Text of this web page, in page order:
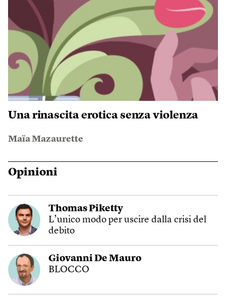
Una rinascita erotica senza violenza
Maïa Mazaurette
Opinioni
Thomas Piketty
L’unico modo per uscire dalla crisi del
debito
Giovanni De Mauro
BLOCCO